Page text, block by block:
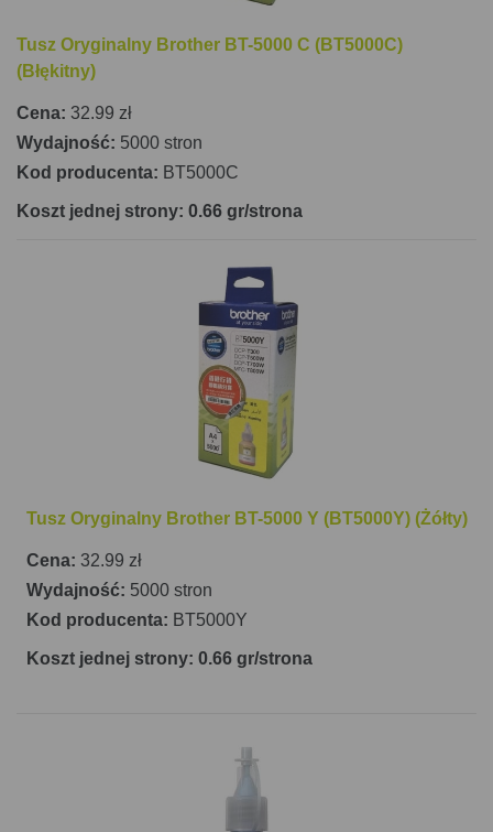
Tusz Oryginalny Brother BT-5000 C (BT5000C)
(Błękitny)
Cena: 32.99 zł
Wydajność: 5000 stron
Kod producenta: BT5000C
Koszt jednej strony: 0.66 gr/strona
Tusz Oryginalny Brother BT-5000 Y (BT5000Y) (Żółty)
Cena: 32.99 zł
Wydajność: 5000 stron
Kod producenta: BT5000Y
Koszt jednej strony: 0.66 gr/strona